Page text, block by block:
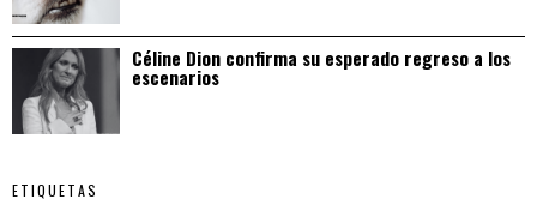
Céline Dion confirma su esperado regreso a los
escenarios
ETIQUETAS